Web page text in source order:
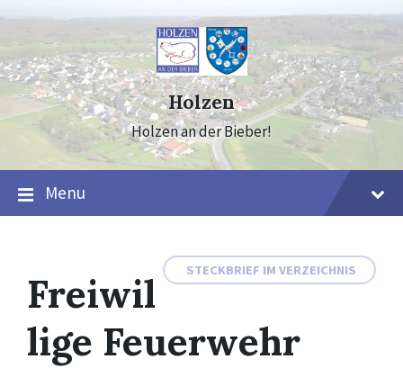
to
content
to
navigation
to
footer
Holzen
Holzen an der Bieber!
Menu
STECKBRIEF IM VERZEICHNIS
Freiwil
lige Feuerwehr